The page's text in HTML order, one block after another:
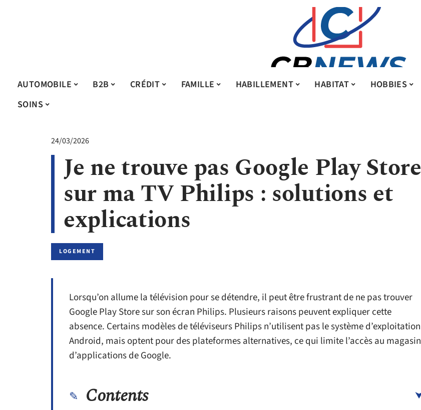
AUTOMOBILE B2B CRÉDIT FAMILLE HABILLEMENT HABITAT HOBBIES
SOINS
24/03/2026
Je ne trouve pas Google Play Store
sur ma TV Philips : solutions et
explications
LOGEMENT
Lorsqu’on allume la télévision pour se détendre, il peut être frustrant de ne pas trouver
Google Play Store sur son écran Philips. Plusieurs raisons peuvent expliquer cette
absence. Certains modèles de téléviseurs Philips n’utilisent pas le système d’exploitation
Android, mais optent pour des plateformes alternatives, ce qui limite l’accès au magasin
d’applications de Google.
Contents